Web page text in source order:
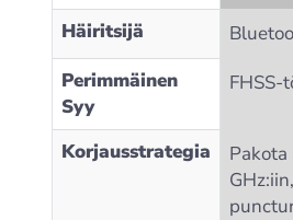
Häiritsijä
Perimmäinen
Syy
FHSS-
Korjausstrategia